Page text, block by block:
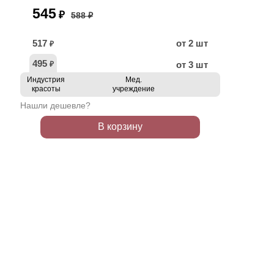
545 ₽ 588 ₽
517 ₽
от 2 шт
495 ₽ от 3 шт
Индустрия
красоты
Мед.
учреждение
Нашли дешевле?
В корзину